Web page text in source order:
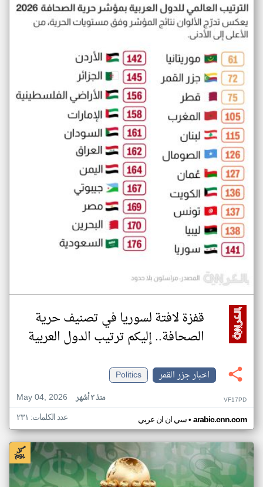
قفزة لافتة لسوريا في تصنيف حرية
الصحافة.. إليكم ترتيب الدول العربية
اخبار جزر القمر
Politics
May 04, 2026
منذ ٣ أشهر VF17PD
سي ان ان عربي• arabic.cnn.com عدد الكلمات: ٢٣١